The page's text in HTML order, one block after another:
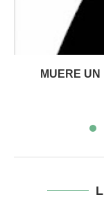
MUERE